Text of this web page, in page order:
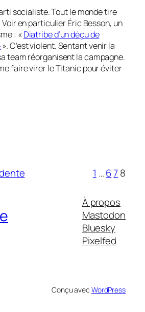
socialiste. Tout le monde tire
en particulier Éric Besson, un
: «Diatribe d’un déçu de
». C’est violent. Sentant venir la
team réorganisent la campagne.
faire virer le Titanic pour éviter
1 …678
À propos
Mastodon
Bluesky
Pixelfed
Conçu avec WordPress